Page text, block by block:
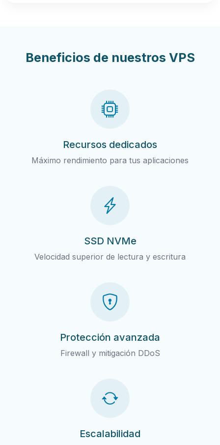
Beneficios de nuestros VPS
Recursos dedicados
Máximo rendimiento para tus aplicaciones
SSD NVMe
Velocidad superior de lectura y escritura
Protección avanzada
Firewall y mitigación DDoS
Escalabilidad